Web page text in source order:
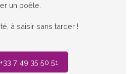
un poêle.
à saisir sans tarder !
+33 7 49 35 50 51